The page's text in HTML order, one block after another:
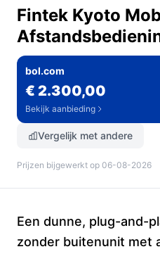
Fintek Kyoto
bol.com
€ 2.300,00
Bekijk aanbieding
Vergelijk met andere
Prijzen bijgewerkt op 06-08-2026
Een dunne, plug-and-
zonder buitenunit met